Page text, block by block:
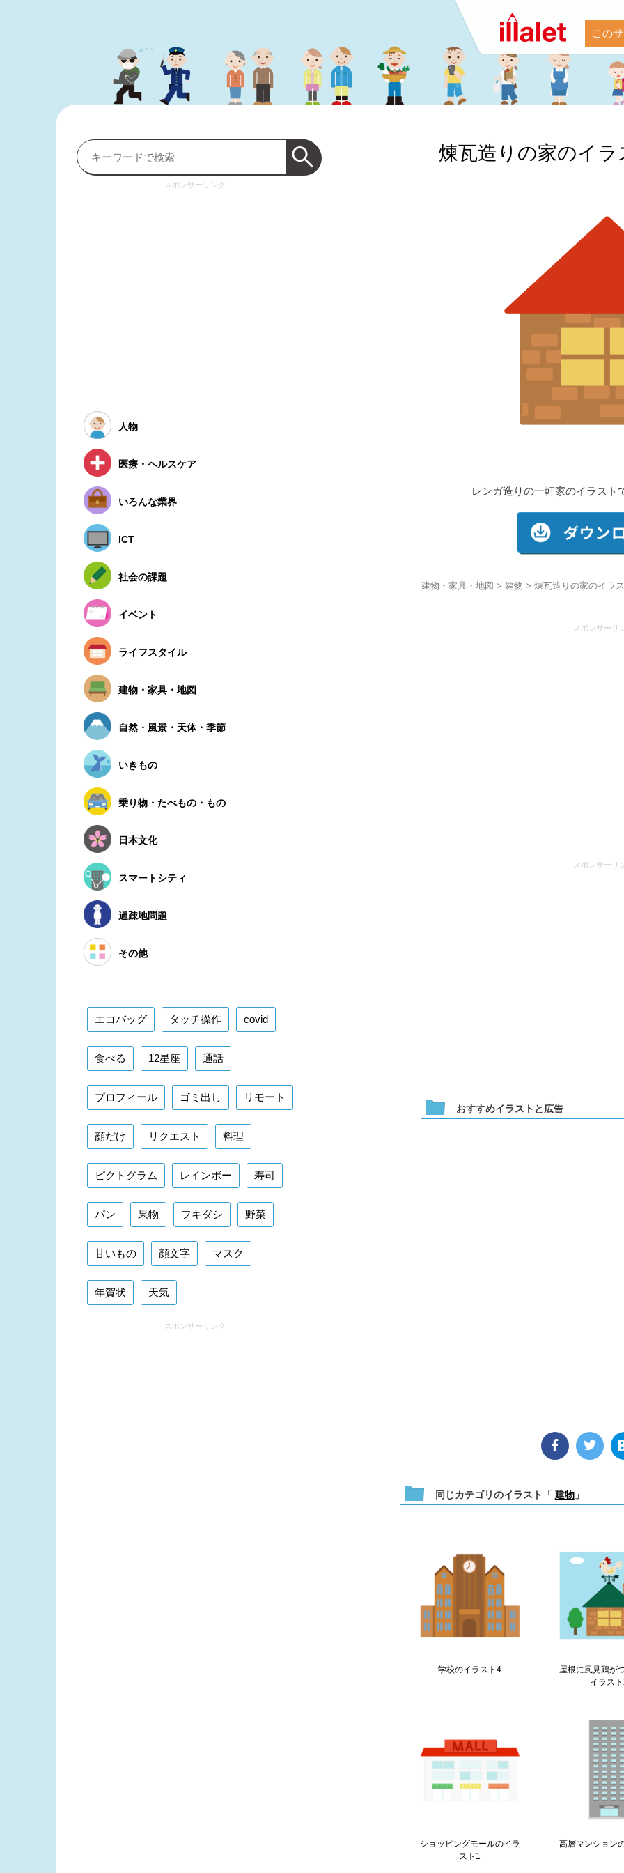
この
煉瓦造りの家のイラ
レンガ造りの一軒家のイラスト
建物・家具・地図 > 建物 > 煉瓦造りの家のイラ
スポンサーリ
スポンサーリ
おすすめイラストと広告
同じカテゴリのイラスト「 建物」
学校のイラスト4
屋根に風見鶏が
イラス
ショッピングモールのイラ
スト1
高層マンション
スポンサーリンク
人物
医療・ヘルスケア
いろんな業界
ICT
社会の課題
イベント
ライフスタイル
建物・家具・地図
自然・風景・天体・季節
いきもの
乗り物・たべもの・もの
日本文化
スマートシティ
過疎地問題
その他
エコバッグ タッチ操作 covid
食べる 12星座 通話
プロフィール ゴミ出し リモート
顔だけ リクエスト 料理
ピクトグラム レインボー 寿司
パン 果物 フキダシ 野菜
甘いもの 顔文字 マスク
年賀状 天気
スポンサーリンク